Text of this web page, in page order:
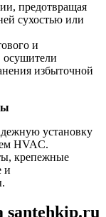
предотвращая
сухостью или
и
осушители
избыточной
установку
HVAC.
крепежные
и
santehkip.ru